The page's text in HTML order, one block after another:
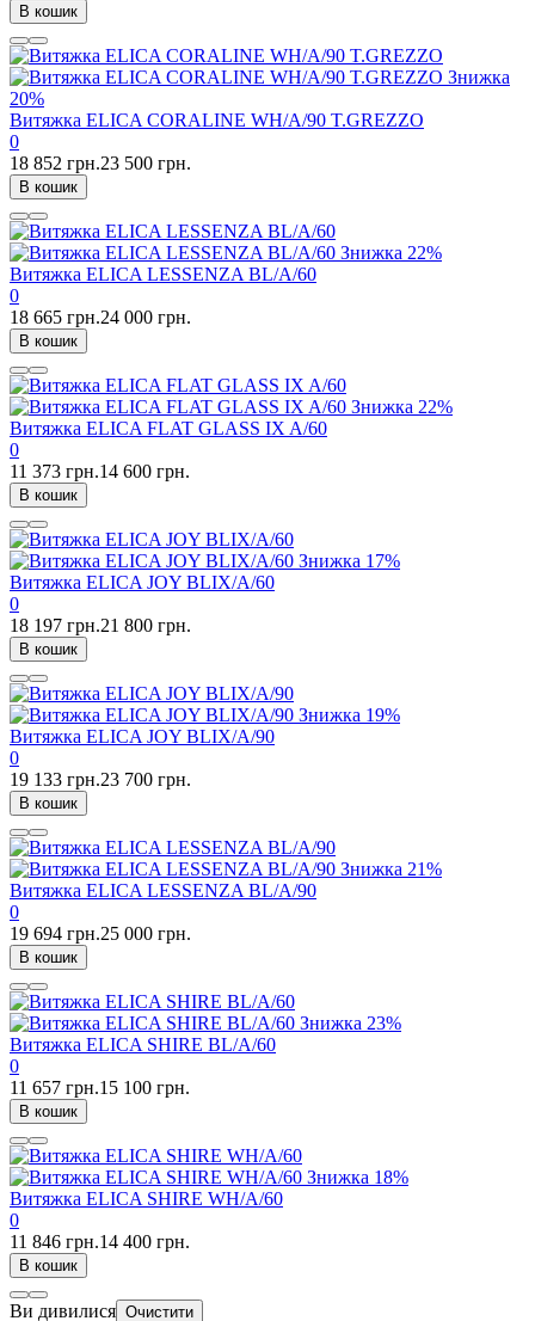
В кошик
Знижка
20%
Витяжка ELICA CORALINE WH/A/90 T.GREZZO
0
18 852 грн.23 500 грн.
В кошик
Знижка 22%
Витяжка ELICA LESSENZA BL/A/60
0
18 665 грн.24 000 грн.
В кошик
Знижка 22%
Витяжка ELICA FLAT GLASS IX A/60
0
11 373 грн.14 600 грн.
В кошик
Знижка 17%
Витяжка ELICA JOY BLIX/A/60
0
18 197 грн.21 800 грн.
В кошик
Знижка 19%
Витяжка ELICA JOY BLIX/A/90
0
19 133 грн.23 700 грн.
В кошик
Знижка 21%
Витяжка ELICA LESSENZA BL/A/90
0
19 694 грн.25 000 грн.
В кошик
Знижка 23%
Витяжка ELICA SHIRE BL/A/60
0
11 657 грн.15 100 грн.
В кошик
Знижка 18%
Витяжка ELICA SHIRE WH/A/60
0
11 846 грн.14 400 грн.
В кошик
Ви дивилися Очистити